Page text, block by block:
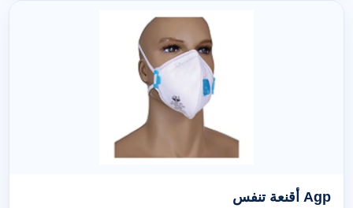
Agp أقنعة تنفس